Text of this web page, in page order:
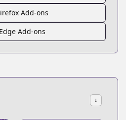
Add-ons
Edge Add-ons
↓